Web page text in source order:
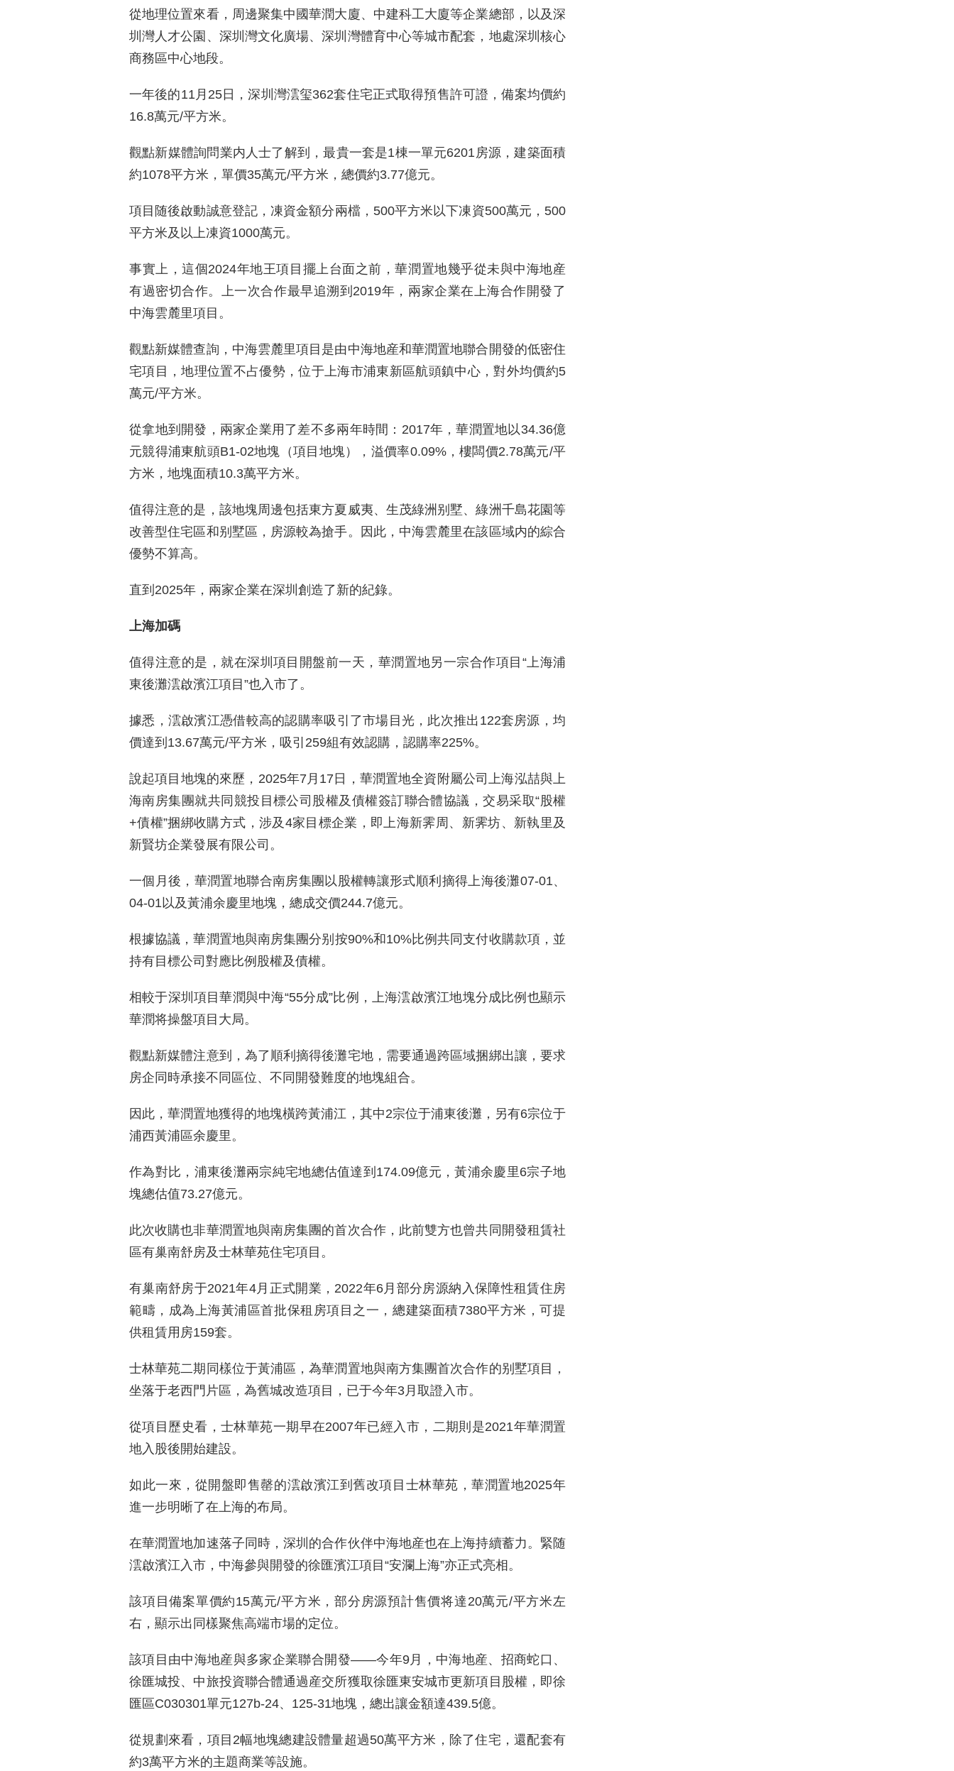
從地理位置來看，周邊聚集中國華潤大廈、中建科工大廈等企業總部，以及深
圳灣人才公園、深圳灣文化廣場、深圳灣體育中心等城市配套，地處深圳核心
商務區中心地段。
一年後的11月25日，深圳灣澐玺362套住宅正式取得預售許可證，備案均價約
16.8萬元/平方米。
觀點新媒體詢問業内人士了解到，最貴一套是1棟一單元6201房源，建築面積
約1078平方米，單價35萬元/平方米，總價約3.77億元。
項目随後啟動誠意登記，凍資金額分兩檔，500平方米以下凍資500萬元，500
平方米及以上凍資1000萬元。
事實上，這個2024年地王項目擺上台面之前，華潤置地幾乎從未與中海地産
有過密切合作。上一次合作最早追溯到2019年，兩家企業在上海合作開發了
中海雲麓里項目。
觀點新媒體查詢，中海雲麓里項目是由中海地産和華潤置地聯合開發的低密住
宅項目，地理位置不占優勢，位于上海市浦東新區航頭鎮中心，對外均價約5
萬元/平方米。
從拿地到開發，兩家企業用了差不多兩年時間：2017年，華潤置地以34.36億
元競得浦東航頭B1-02地塊（項目地塊），溢價率0.09%，樓闆價2.78萬元/平
方米，地塊面積10.3萬平方米。
值得注意的是，該地塊周邊包括東方夏威夷、生茂綠洲别墅、綠洲千島花園等
改善型住宅區和别墅區，房源較為搶手。因此，中海雲麓里在該區域内的綜合
優勢不算高。
直到2025年，兩家企業在深圳創造了新的紀錄。
上海加碼
值得注意的是，就在深圳項目開盤前一天，華潤置地另一宗合作項目“上海浦
東後灘澐啟濱江項目”也入市了。
據悉，澐啟濱江憑借較高的認購率吸引了市場目光，此次推出122套房源，均
價達到13.67萬元/平方米，吸引259組有效認購，認購率225%。
說起項目地塊的來歷，2025年7月17日，華潤置地全資附屬公司上海泓喆與上
海南房集團就共同競投目標公司股權及債權簽訂聯合體協議，交易采取“股權
+債權”捆綁收購方式，涉及4家目標企業，即上海新霁周、新霁坊、新執里及
新賢坊企業發展有限公司。
一個月後，華潤置地聯合南房集團以股權轉讓形式順利摘得上海後灘07-01、
04-01以及黃浦余慶里地塊，總成交價244.7億元。
根據協議，華潤置地與南房集團分别按90%和10%比例共同支付收購款項，並
持有目標公司對應比例股權及債權。
相較于深圳項目華潤與中海“55分成”比例，上海澐啟濱江地塊分成比例也顯示
華潤将操盤項目大局。
觀點新媒體注意到，為了順利摘得後灘宅地，需要通過跨區域捆綁出讓，要求
房企同時承接不同區位、不同開發難度的地塊組合。
因此，華潤置地獲得的地塊橫跨黃浦江，其中2宗位于浦東後灘，另有6宗位于
浦西黃浦區余慶里。
作為對比，浦東後灘兩宗純宅地總估值達到174.09億元，黃浦余慶里6宗子地
塊總估值73.27億元。
此次收購也非華潤置地與南房集團的首次合作，此前雙方也曾共同開發租賃社
區有巢南舒房及士林華苑住宅項目。
有巢南舒房于2021年4月正式開業，2022年6月部分房源納入保障性租賃住房
範疇，成為上海黃浦區首批保租房項目之一，總建築面積7380平方米，可提
供租賃用房159套。
士林華苑二期同樣位于黃浦區，為華潤置地與南方集團首次合作的别墅項目，
坐落于老西門片區，為舊城改造項目，已于今年3月取證入市。
從項目歷史看，士林華苑一期早在2007年已經入市，二期則是2021年華潤置
地入股後開始建設。
如此一來，從開盤即售罄的澐啟濱江到舊改項目士林華苑，華潤置地2025年
進一步明晰了在上海的布局。
在華潤置地加速落子同時，深圳的合作伙伴中海地産也在上海持續蓄力。緊随
澐啟濱江入市，中海參與開發的徐匯濱江項目“安瀾上海”亦正式亮相。
該項目備案單價約15萬元/平方米，部分房源預計售價将達20萬元/平方米左
右，顯示出同樣聚焦高端市場的定位。
該項目由中海地産與多家企業聯合開發——今年9月，中海地産、招商蛇口、
徐匯城投、中旅投資聯合體通過産交所獲取徐匯東安城市更新項目股權，即徐
匯區C030301單元127b-24、125-31地塊，總出讓金額達439.5億。
從規劃來看，項目2幅地塊總建設體量超過50萬平方米，除了住宅，還配套有
約3萬平方米的主題商業等設施。